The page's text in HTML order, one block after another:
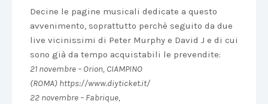
Decine le pagine musicali dedicate a questo
avvenimento, soprattutto perchè seguito da due
live vicinissimi di Peter Murphy e David J e di cui
sono già da tempo acquistabili le prevendite:
21 novembre – Orion, CIAMPINO
(ROMA) https://www.diyticket.it/
22 novembre – Fabrique,